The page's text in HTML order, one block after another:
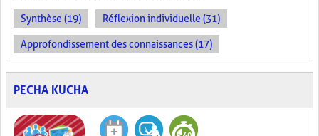
Synthèse (19) Réflexion individuelle (31)
Approfondissement des connaissances (17)
PECHA KUCHA